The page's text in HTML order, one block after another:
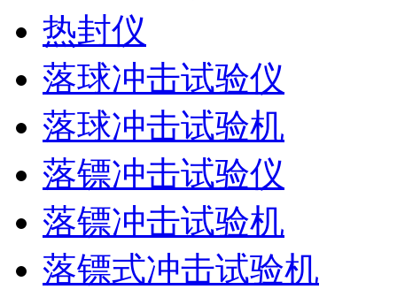
热封仪
落球冲击试验仪
落球冲击试验机
落镖冲击试验仪
落镖冲击试验机
落镖式冲击试验机